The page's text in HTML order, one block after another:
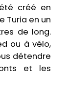
créé en
Turia en un
de long.
ou à vélo,
détendre
et les